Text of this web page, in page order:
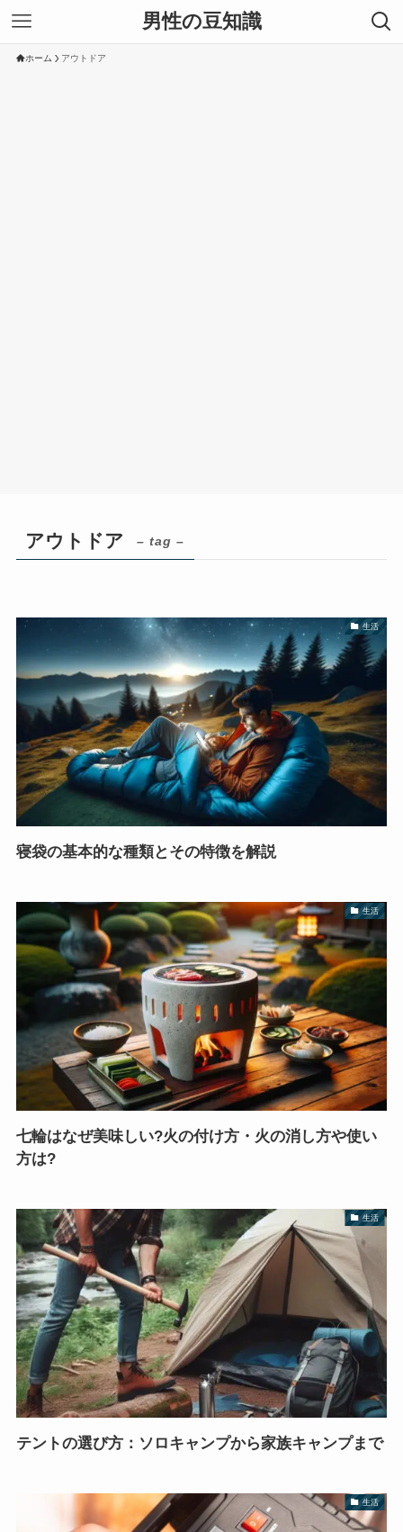
男性の豆知識
ホーム アウトドア
アウトドア – tag –
生活
寝袋の基本的な種類とその特徴を解説
生活
七輪はなぜ美味しい?火の付け方・火の消し方や使い
方は?
生活
テントの選び方：ソロキャンプから家族キャンプまで
生活